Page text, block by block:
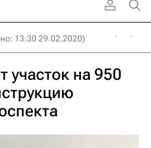
13:30 29.02.2020)
участок на 950